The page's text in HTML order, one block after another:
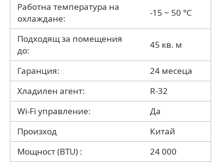
Работна температура на
охлаждане:
-15 ~ 50 °C
Подходящ за помещения
до:
45 кв. м
Гаранция:
24 месеца
Хладилен агент:
R-32
Wi-Fi управление:
Да
Произход
Китай
Мощност (BTU) :
24 000